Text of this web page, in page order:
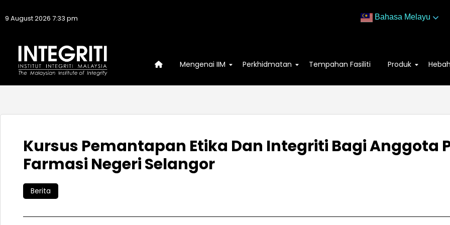
9 August 2026 7:33 pm Bahasa Melayu
Mengenai IIM Perkhidmatan Tempahan Fasiliti Produk
Kursus Pemantapan Etika Dan Integriti Bagi Anggota
Farmasi Negeri Selangor
Berita